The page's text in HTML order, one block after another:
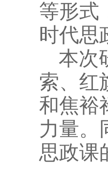
等形式
时代思
本次
索、红
和焦裕
力量。
思政课